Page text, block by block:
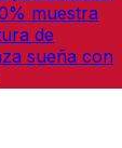
muestra
de
sueña con